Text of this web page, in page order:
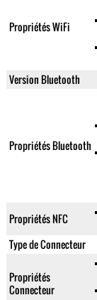
Propriétés WiFi
Version Bluetooth
Propriétés Bluetooth
Propriétés NFC
Type de Connecteur
Propriétés
Connecteur